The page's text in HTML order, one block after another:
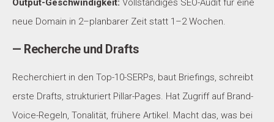
Output-Geschwindigkeit: Vollständiges SEO-Audit für eine
neue Domain in 2–planbarer Zeit statt 1–2 Wochen.
— Recherche und Drafts
Recherchiert in den Top-10-SERPs, baut Briefings, schreibt
erste Drafts, strukturiert Pillar-Pages. Hat Zugriff auf Brand-
Voice-Regeln, Tonalität, frühere Artikel. Macht das, was bei